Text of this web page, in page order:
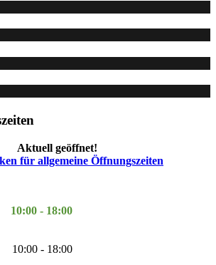
Aktuell geöffnet!
für allgemeine Öffnungszeiten
10:00 - 18:00
10:00 - 18:00